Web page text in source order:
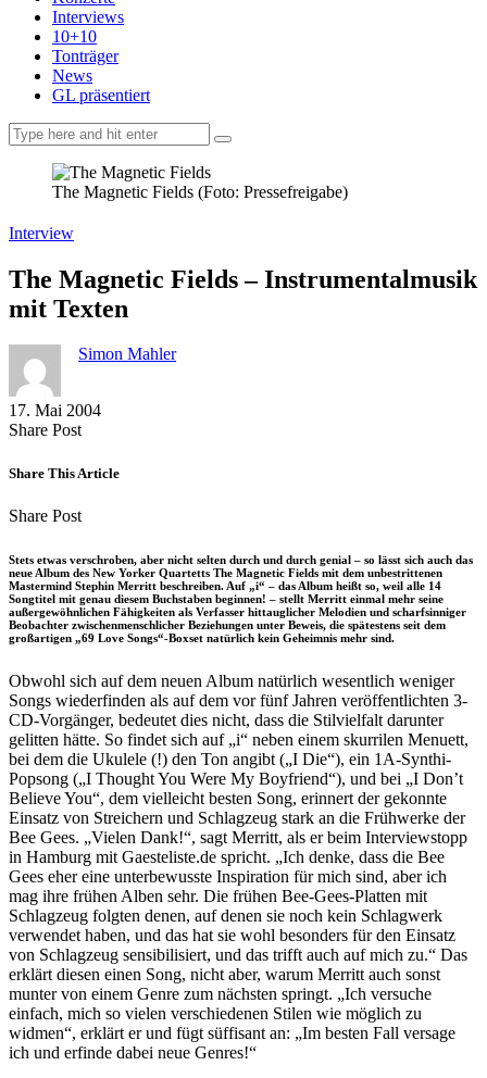
Interviews
10+10
Tonträger
News
GL präsentiert
The Magnetic Fields (Foto: Pressefreigabe)
Interview
The Magnetic Fields – Instrumentalmusik
mit Texten
Simon Mahler
17. Mai 2004
Share PostShare
Facebook
Copy
to
Send
via
Share This Article
Share PostShare
Facebook
Copy
clipboard
Send
via
eMail
Stets etwas verschroben, aber nicht selten durch und durch genial – so lässt sich auch das
neue Album des New Yorker Quartetts The Magnetic Fields mit dem unbestrittenen
Mastermind Stephin Merritt beschreiben. Auf „i“ – das Album heißt so, weil alle 14
Songtitel mit genau diesem Buchstaben beginnen! – stellt Merritt einmal mehr seine
außergewöhnlichen Fähigkeiten als Verfasser hittauglicher Melodien und scharfsinniger
Beobachter zwischenmenschlicher Beziehungen unter Beweis, die spätestens seit dem
großartigen „69 Love Songs“-Boxset natürlich kein Geheimnis mehr sind.
Obwohl sich auf dem neuen Album natürlich wesentlich weniger
Songs wiederfinden als auf dem vor fünf Jahren veröffentlichten 3-
CD-Vorgänger, bedeutet dies nicht, dass die Stilvielfalt darunter
gelitten hätte. So findet sich auf „i“ neben einem skurrilen Menuett,
bei dem die Ukulele (!) den Ton angibt („I Die“), ein 1A-Synthi-
Popsong („I Thought You Were My Boyfriend“), und bei „I Don’t
Believe You“, dem vielleicht besten Song, erinnert der gekonnte
Einsatz von Streichern und Schlagzeug stark an die Frühwerke der
Bee Gees. „Vielen Dank!“, sagt Merritt, als er beim Interviewstopp
in Hamburg mit Gaesteliste.de spricht. „Ich denke, dass die Bee
Gees eher eine unterbewusste Inspiration für mich sind, aber ich
mag ihre frühen Alben sehr. Die frühen Bee-Gees-Platten mit
Schlagzeug folgten denen, auf denen sie noch kein Schlagwerk
verwendet haben, und das hat sie wohl besonders für den Einsatz
von Schlagzeug sensibilisiert, und das trifft auch auf mich zu.“ Das
erklärt diesen einen Song, nicht aber, warum Merritt auch sonst
munter von einem Genre zum nächsten springt. „Ich versuche
einfach, mich so vielen verschiedenen Stilen wie möglich zu
widmen“, erklärt er und fügt süffisant an: „Im besten Fall versage
ich und erfinde dabei neue Genres!“